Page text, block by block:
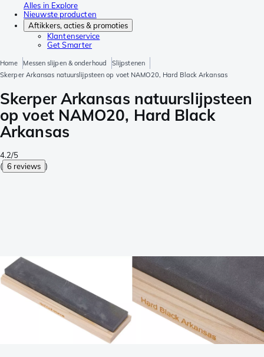
Alles in Explore
Nieuwste producten
Aftikkers, acties & promoties
Klantenservice
Get Smarter
Home Messen slijpen & onderhoud
Slijpstenen
Skerper Arkansas natuurslijpsteen op voet NAMO20, Hard Black Arkansas
Skerper Arkansas natuurslijpsteen
op voet NAMO20, Hard Black
Arkansas
4.2/5
( 6 reviews )